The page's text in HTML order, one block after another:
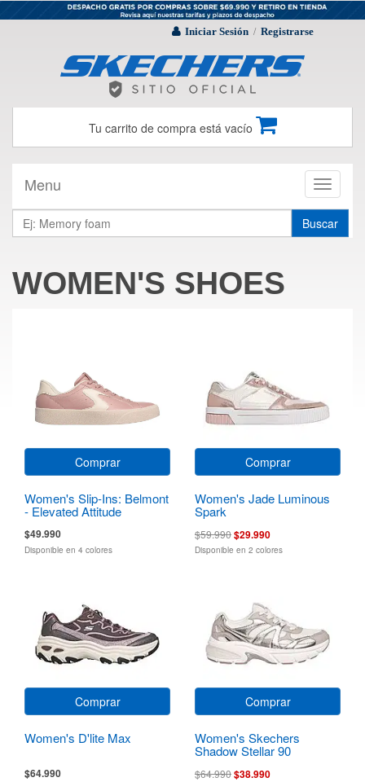
Iniciar Sesión / Registrarse
Tu carrito de compra está vacío
Toggle
Menu
Buscar
WOMEN'S SHOES
Comprar
Women's Slip-Ins: Belmont
- Elevated Attitude
$49.990
Disponible en 4 colores
Comprar
Women's Jade Luminous
Spark
$59.990$29.990
Disponible en 2 colores
Comprar
Women's D'lite Max
$64.990
Comprar
Women's Skechers
Shadow Stellar 90
$64.990$38.990